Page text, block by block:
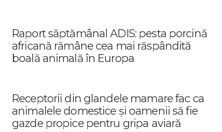
Raport săptămânal ADIS: pesta porcină
africană rămâne cea mai răspândită
boală animală în Europa
Receptorii din glandele mamare fac ca
animalele domestice și oamenii să fie
gazde propice pentru gripa aviară